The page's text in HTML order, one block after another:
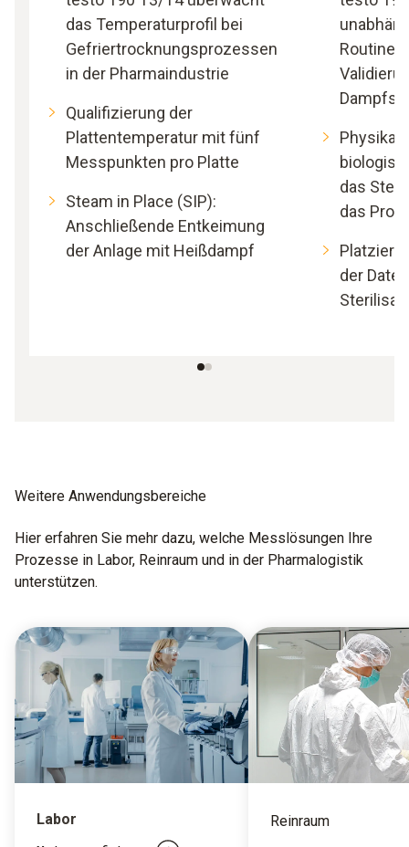
das Temperaturprofil bei
Gefriertrocknungsprozessen
in der Pharmaindustrie
Qualifizierung der
Plattentemperatur mit fünf
Messpunkten pro Platte
Steam in Place (SIP):
Anschließende Entkeimung
der Anlage mit Heißdampf
das
das
der
Weitere Anwendungs­bereiche
Hier erfahren Sie mehr dazu, welche Messlösungen Ihre
Prozesse in Labor, Reinraum und in der Pharmalogistik
unterstützen.
Labor Reinraum